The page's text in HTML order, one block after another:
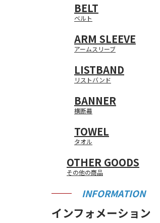
BELT
ベルト
ARM SLEEVE
アームスリーブ
LISTBAND
リストバンド
BANNER
横断幕
TOWEL
タオル
OTHER GOODS
その他の商品
INFORMATION
インフォメーション
■
■
■
■